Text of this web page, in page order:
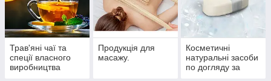
Трав'яні чаї та
спеції власного
виробництва
Продукція для
масажу.
Косметичні
натуральні засоби
по догляду за